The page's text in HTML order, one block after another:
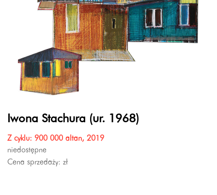
Iwona Stachura (ur. 1968)
Z cyklu: 900 000 altan, 2019
niedostępne
Cena sprzedaży: zł